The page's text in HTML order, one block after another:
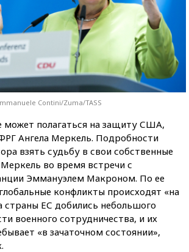
Contini/Zuma/TASS
может полагаться на защиту США,
Ангела Меркель. Подробности
взять судьбу в свои собственные
во время встречи с
Эммануэлем Макроном. По ее
конфликты происходят «на
страны ЕС добились небольшого
военного сотрудничества, и их
«в зачаточном состоянии»,